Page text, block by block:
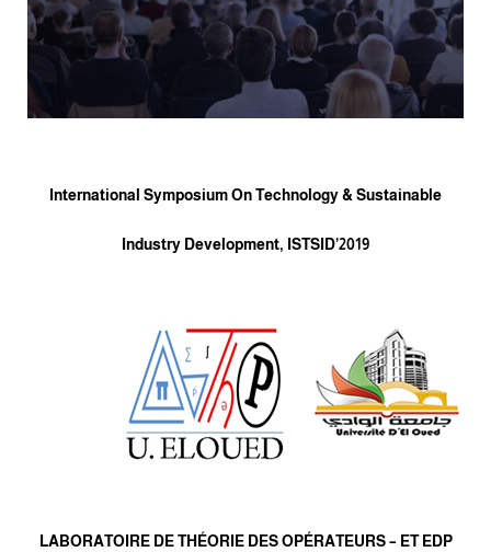
International Symposium On Technology & Sustainable
Industry Development, ISTSID’2019
LABORATOIRE DE THÉORIE DES OPÉRATEURS – ET EDP